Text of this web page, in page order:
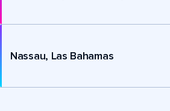
Nassau, Las Bahamas